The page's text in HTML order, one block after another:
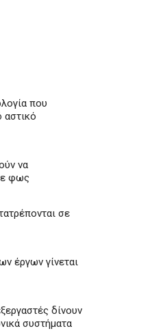
που
αστικό
να
φως
σε
έργων γίνεται
δίνουν
συστήματα